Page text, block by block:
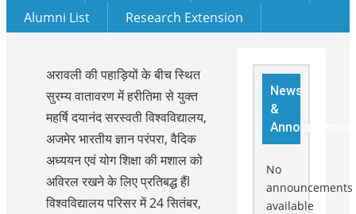
Alumni List
Research Extension
अरावली की पहाड़ियों के बीच स्थित
सुरम्य वातावरण में हरीतिमा से युक्त
महर्षि दयानंद सरस्वती विश्वविद्यालय,
अजमेर भारतीय ज्ञान परंपरा, वैदिक
अध्ययन एवं योग शिक्षा की मशाल को
अविरल रखने के लिए प्रतिबद्ध हैंl
विश्वविद्यालय परिसर में 24 सितंबर,
News
&
No
announcements
available